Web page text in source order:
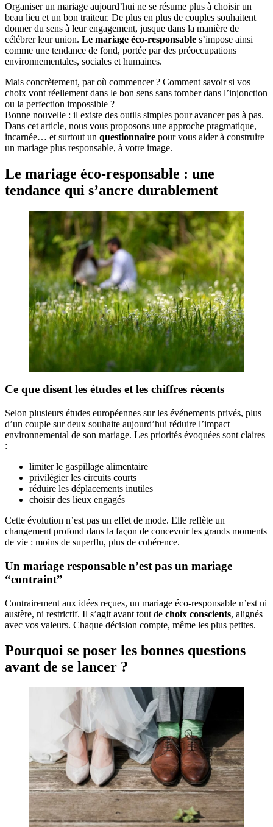
Organiser un mariage aujourd’hui ne se résume plus à choisir un
beau lieu et un bon traiteur. De plus en plus de couples souhaitent
donner du sens à leur engagement, jusque dans la manière de
célébrer leur union. Le mariage éco-responsable s’impose ainsi
comme une tendance de fond, portée par des préoccupations
environnementales, sociales et humaines.
Mais concrètement, par où commencer ? Comment savoir si vos
choix vont réellement dans le bon sens sans tomber dans l’injonction
ou la perfection impossible ?
Bonne nouvelle : il existe des outils simples pour avancer pas à pas.
Dans cet article, nous vous proposons une approche pragmatique,
incarnée… et surtout un questionnaire pour vous aider à construire
un mariage plus responsable, à votre image.
Le mariage éco-responsable : une
tendance qui s’ancre durablement
Ce que disent les études et les chiffres récents
Selon plusieurs études européennes sur les événements privés, plus
d’un couple sur deux souhaite aujourd’hui réduire l’impact
environnemental de son mariage. Les priorités évoquées sont claires
:
limiter le gaspillage alimentaire
privilégier les circuits courts
réduire les déplacements inutiles
choisir des lieux engagés
Cette évolution n’est pas un effet de mode. Elle reflète un
changement profond dans la façon de concevoir les grands moments
de vie : moins de superflu, plus de cohérence.
Un mariage responsable n’est pas un mariage
“contraint”
Contrairement aux idées reçues, un mariage éco-responsable n’est ni
austère, ni restrictif. Il s’agit avant tout de choix conscients, alignés
avec vos valeurs. Chaque décision compte, même les plus petites.
Pourquoi se poser les bonnes questions
avant de se lancer ?